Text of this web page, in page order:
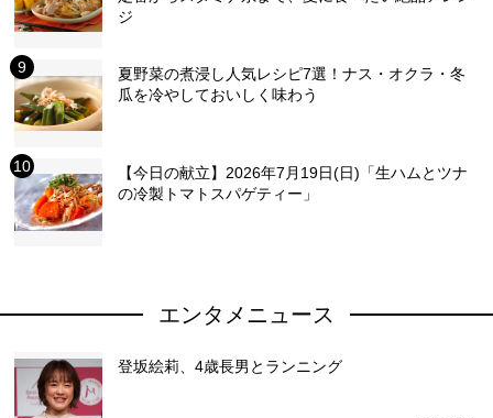
ジ
夏野菜の煮浸し人気レシピ7選！ナス・オクラ・冬
瓜を冷やしておいしく味わう
【今日の献立】2026年7月19日(日)「生ハムとツナ
の冷製トマトスパゲティー」
エンタメニュース
登坂絵莉、4歳長男とランニング